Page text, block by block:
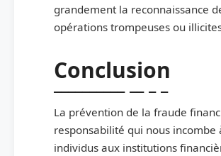
grandement la reconnaissance
opérations trompeuses ou
Conclusion
La prévention de la fraude
responsabilité qui nous incombe
individus aux institutions